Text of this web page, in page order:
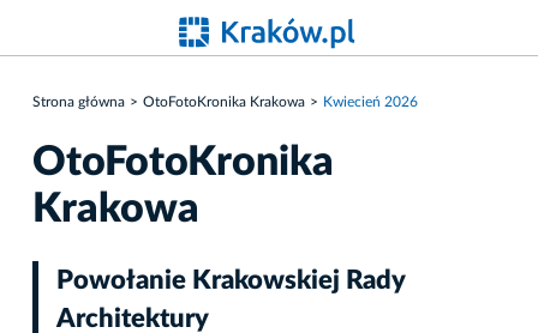
Strona główna OtoFotoKronika Krakowa Kwiecień 2026
OtoFotoKronika
Krakowa
Powołanie Krakowskiej Rady
Architektury